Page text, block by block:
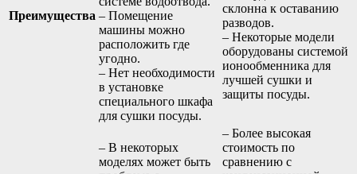
Преимущества – Помещение
машины можно
расположить где
угодно.
– Нет необходимости
в установке
специального шкафа
для сушки посуды.
склонна к оставанию
разводов.
– Некоторые модели
оборудованы системой
ионообменника для
лучшей сушки и
защиты посуды.
– В некоторых
моделях может быть
– Более высокая
стоимость по
сравнению с